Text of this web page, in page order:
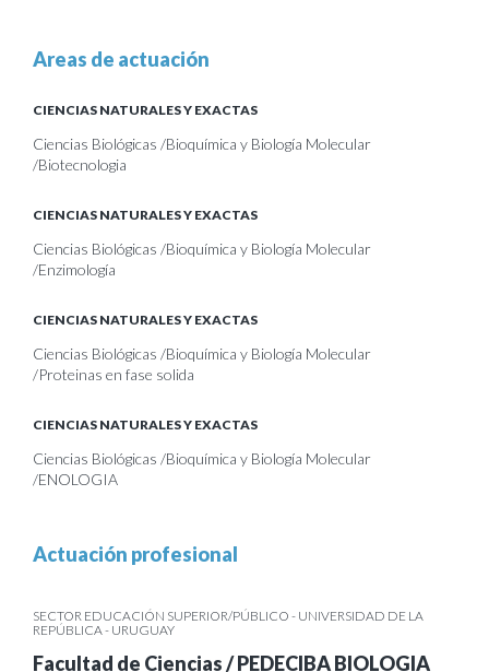
Areas de actuación
CIENCIAS NATURALES Y EXACTAS
Ciencias Biológicas /Bioquímica y Biología Molecular
/Biotecnologia
CIENCIAS NATURALES Y EXACTAS
Ciencias Biológicas /Bioquímica y Biología Molecular
/Enzimología
CIENCIAS NATURALES Y EXACTAS
Ciencias Biológicas /Bioquímica y Biología Molecular
/Proteinas en fase solida
CIENCIAS NATURALES Y EXACTAS
Ciencias Biológicas /Bioquímica y Biología Molecular
/ENOLOGIA
Actuación profesional
SECTOR EDUCACIÓN SUPERIOR/PÚBLICO - UNIVERSIDAD DE LA
REPÚBLICA - URUGUAY
Facultad de Ciencias / PEDECIBA BIOLOGIA